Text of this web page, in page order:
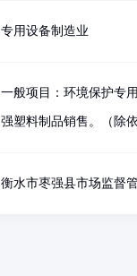
专用设备制造业
一般项目：环境保护专
强塑料制品销售。（除
衡水市枣强县市场监督